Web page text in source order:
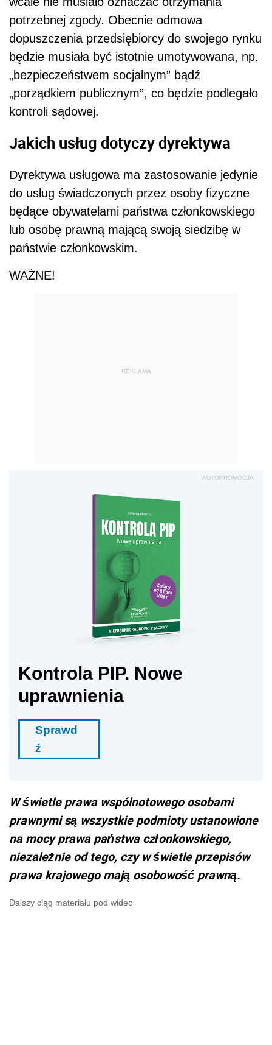
potrzebnej zgody. Obecnie odmowa
dopuszczenia przedsiębiorcy do swojego rynku
będzie musiała być istotnie umotywowana, np.
„bezpieczeństwem socjalnym” bądź
„porządkiem publicznym”, co będzie podlegało
kontroli sądowej.
Jakich usług dotyczy dyrektywa
Dyrektywa usługowa ma zastosowanie jedynie
do usług świadczonych przez osoby fizyczne
będące obywatelami państwa członkowskiego
lub osobę prawną mającą swoją siedzibę w
państwie członkowskim.
WAŻNE!
REKLAMA
AUTOPROMOCJA
Kontrola PIP. Nowe
uprawnienia
Sprawd
ź
W świetle prawa wspólnotowego osobami
prawnymi są wszystkie podmioty ustanowione
na mocy prawa państwa członkowskiego,
niezależnie od tego, czy w świetle przepisów
prawa krajowego mają osobowość prawną.
Dalszy ciąg materiału pod wideo